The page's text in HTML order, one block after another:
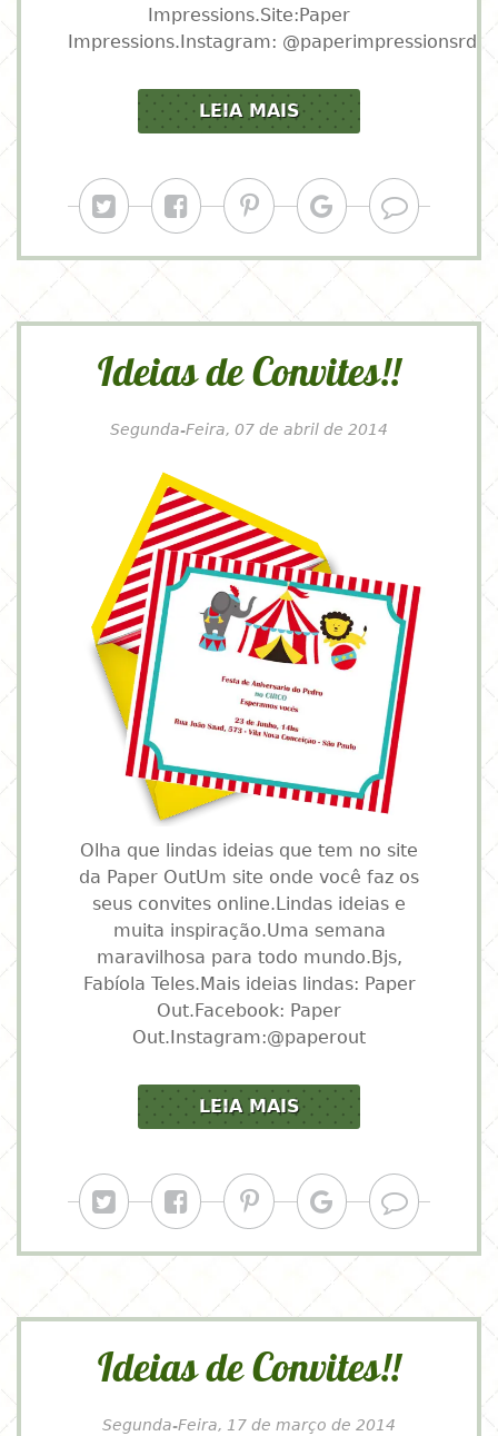
Impressions.Site:Paper
Impressions.Instagram: @paperimpressionsrd
LEIA MAIS
Ideias de Convites!!
Segunda-Feira, 07 de abril de 2014
Olha que lindas ideias que tem no site
da Paper OutUm site onde você faz os
seus convites online.Lindas ideias e
muita inspiração.Uma semana
maravilhosa para todo mundo.Bjs,
Fabíola Teles.Mais ideias lindas: Paper
Out.Facebook: Paper
Out.Instagram:@paperout
LEIA MAIS
Ideias de Convites!!
Segunda-Feira, 17 de março de 2014